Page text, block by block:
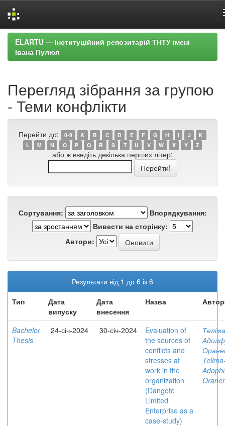
Skip
navigation
ELARTU — Інституційний репозитарій ТНТУ імені
Івана Пулюя
Перегляд зібрання за групою
- Теми конфлікти
Перейти до: 0-9 A B C D E F G H I J
K
L
M N O P Q R S T U V W X Y Z
або ж введіть декілька перших літер:
Сортування:
Впорядкування:
Вивести на сторінку:
Автори:
Результати від 1 до 6 із 6
Тип
Дата
випуску
Дата
внесення
Назва
Bachelor
Thesis
24-січ-2024 30-січ-2024
Evaluation of
the sources of
conflicts and
stresses at
work in the
organization
(Dangote
Limited
Enterprise as a
case-study)